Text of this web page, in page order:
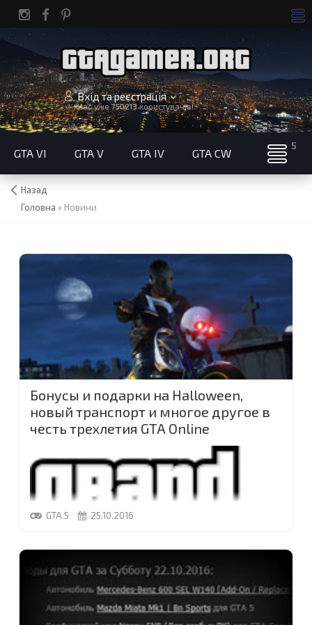
Вхід та реєстрація
Нас уже750213користувачів!
GTA VI GTA V GTA IV GTA CW
Назад
Головна » Новини
Бонусы и подарки на Halloween,
новый транспорт и многое другое в
честь трехлетия GTA Online
GTA 5 25.10.2016